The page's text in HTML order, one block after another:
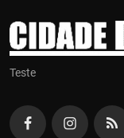
Teste